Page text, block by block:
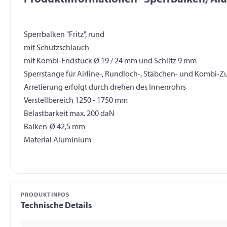
Sperrbalken "Fritz", rund
mit Schutzschlauch
mit Kombi-Endstück Ø 19 / 24 mm und Schlitz 9 mm
Sperrstange für Airline-, Rundloch-, Stäbchen- und Kombi-
Arretierung erfolgt durch drehen des Innenrohrs
Verstellbereich 1250 - 1750 mm
Belastbarkeit max. 200 daN
Balken-Ø 42,5 mm
Material Aluminium
PRODUKTINFOS
Technische Details